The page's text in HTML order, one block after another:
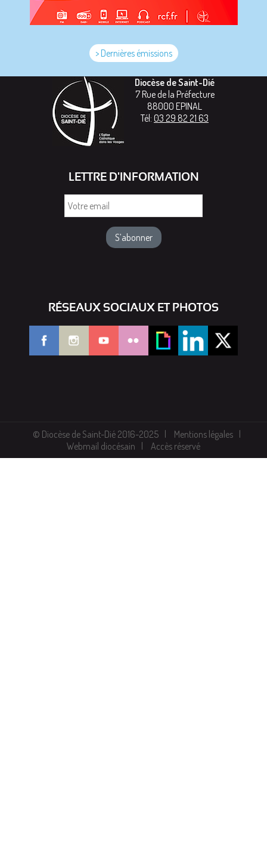
> Dernières émissions
Diocèse de Saint-Dié
7 Rue de la Préfecture
88000 EPINAL
Tél: 03 29 82 21 63
LETTRE D'INFORMATION
RÉSEAUX SOCIAUX ET PHOTOS
© Diocèse de Saint-Dié 2016-2025
Mentions légales
Webmail diocésain
Accès réservé